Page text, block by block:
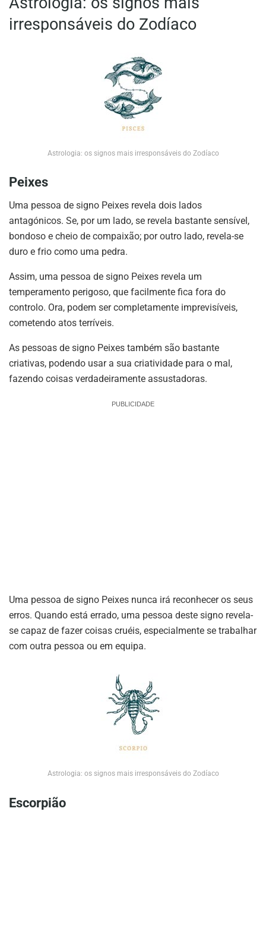
irresponsáveis do Zodíaco
Astrologia: os signos mais irresponsáveis do Zodíaco
Peixes
Uma pessoa de signo Peixes revela dois lados
antagónicos. Se, por um lado, se revela bastante sensível,
bondoso e cheio de compaixão; por outro lado, revela-se
duro e frio como uma pedra.
Assim, uma pessoa de signo Peixes revela um
temperamento perigoso, que facilmente fica fora do
controlo. Ora, podem ser completamente imprevisíveis,
cometendo atos terríveis.
As pessoas de signo Peixes também são bastante
criativas, podendo usar a sua criatividade para o mal,
fazendo coisas verdadeiramente assustadoras.
PUBLICIDADE
Uma pessoa de signo Peixes nunca irá reconhecer os seus
erros. Quando está errado, uma pessoa deste signo revela-
se capaz de fazer coisas cruéis, especialmente se trabalhar
com outra pessoa ou em equipa.
Astrologia: os signos mais irresponsáveis do Zodíaco
Escorpião